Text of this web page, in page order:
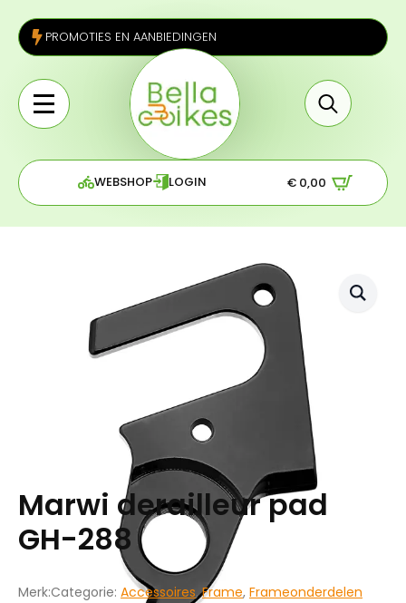
PROMOTIES EN AANBIEDINGEN
for:
WEBSHOP LOGIN € 0,00
Marwi derailleur pad
GH-288
Merk:Categorie: Accessoires,Frame, Frameonderdelen